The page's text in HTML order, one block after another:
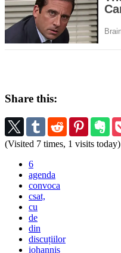
Share this:
(Visited 7 times, 1 visits today)
6
agenda
convoca
csat,
cu
de
din
discuțiilor
iohannis